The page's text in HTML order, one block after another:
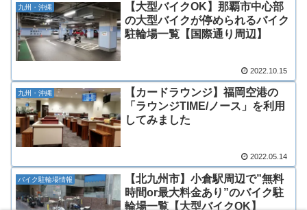
九州・沖縄
【大型バイクOK】那覇市中心部
の大型バイクが停められるバイク
駐輪場一覧【国際通り周辺】
2022.10.15
九州・沖縄
【カードラウンジ】福岡空港の
「ラウンジTIME/ノース」を利用
してみました
2022.05.14
バイク駐輪場情報
【北九州市】小倉駅周辺で”無料
時間or最大料金あり”のバイク駐
輪場一覧【大型バイクOK】